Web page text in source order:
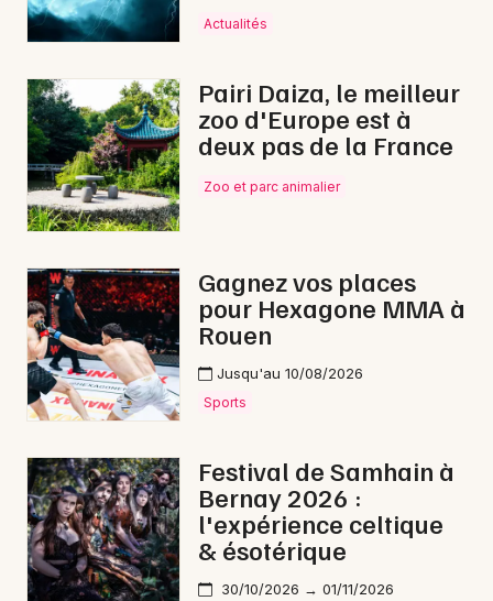
Artistes en tournée
Actus à Louviers
Magazine à Louviers
27 - Eure
Choisir mes départements
Mon email
Actualités
Pairi Daiza, le meilleur
zoo d'Europe est à
deux pas de la France
Zoo et parc animalier
Gagnez vos places
pour Hexagone MMA à
Rouen
Jusqu'au 10/08/2026
Sports
Festival de Samhain à
Bernay 2026 :
l'expérience celtique
& ésotérique
30/10/2026 → 01/11/2026